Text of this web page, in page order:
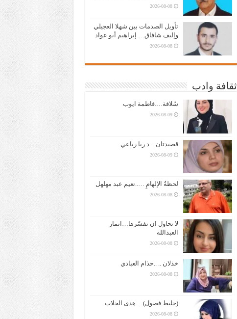
2026-08-08
تأويل الصدمات بين شهلا العجيلي
وإليف شافاق… إبراهيم أبو عواد
2026-08-08
ثقافة وادب
سُلافة….فاطمة ايوب
2026-08-09
قصيدتان…د.ربا رباعي
2026-08-09
لحظةُ الإلهامِ …..نعيم عبد مهلهل
2026-08-08
لا تحاول ان تفسّرها…انمار
العبدالله
2026-08-08
خذلان .. ..حذام العبادي
2026-08-08
(خليط فصول).. ..هدى الجلاب
2026-08-08